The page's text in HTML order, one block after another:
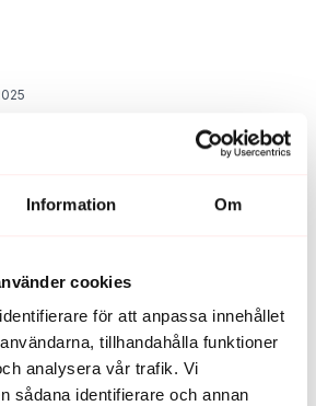
Information Om
cookies
för att anpassa innehållet
tillhandahålla funktioner
analysera vår trafik. Vi
sådana identifierare och annan
2024
10, 2024